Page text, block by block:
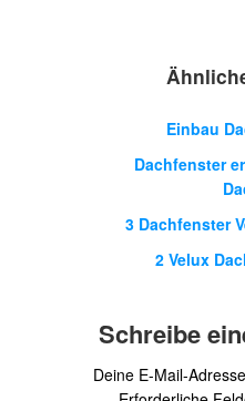
Einbau
Dachfenster
3 Dachfenster
2 Velux
Schreibe
Deine E-Mail-